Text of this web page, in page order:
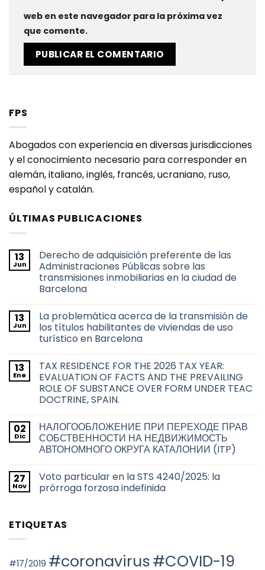
web en este navegador para la próxima vez
que comente.
FPS
Abogados con experiencia en diversas jurisdicciones
y el conocimiento necesario para corresponder en
alemán, italiano, inglés, francés, ucraniano, ruso,
español y catalán.
ÚLTIMAS PUBLICACIONES
13
Jun
Derecho de adquisición preferente de las
Administraciones Públicas sobre las
transmisiones inmobiliarias en la ciudad de
Barcelona
comentarios
en
Derecho
de
de
las
Administraciones
Públicas
sobre
las
en
la
ciudad
de
Barcelona
13
Jun
La problemática acerca de la transmisión de
los títulos habilitantes de viviendas de uso
turístico en Barcelona
comentarios
en
La
problemática
acerca
de
de
los
títulos
habilitantes
de
uso
turístico
en
13
Ene
TAX RESIDENCE FOR THE 2026 TAX YEAR:
EVALUATION OF FACTS AND THE PREVAILING
ROLE OF SUBSTANCE OVER FORM UNDER TEAC
DOCTRINE, SPAIN.
comentarios
en
TAX
RESIDENCE
2026
TAX
YEAR:
EVALUATION
THE
SUBSTANCE
OVER
02
Dic
НАЛОГООБЛОЖЕНИЕ ПРИ ПЕРЕХОДЕ ПРАВ
СОБСТВЕННОСТИ НА НЕДВИЖИМОСТЬ
АВТОНОМНОГО ОКРУГА КАТАЛОНИИ (ITP)
comentarios
en
НАЛОГООБЛОЖЕНИЕ
СОБСТВЕННОСТИ
НА
ОКРУГА
КАТАЛОНИИ
27
Nov
Voto particular en la STS 4240/2025: la
prórroga forzosa indefinida
en
Voto
STS
ETIQUETAS
#17/2019 #coronavirus#COVID-19